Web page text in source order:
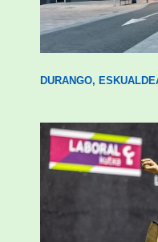
Udal etxebizitza
ordenantza
DURANGO,